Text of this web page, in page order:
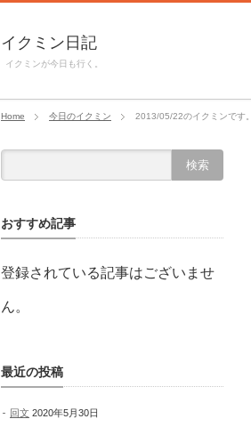
イクミン日記
イクミンが今日も行く。
Home 今日のイクミン 2013/05/22のイクミンです。
おすすめ記事
登録されている記事はございませ
ん。
最近の投稿
回文 2020年5月30日